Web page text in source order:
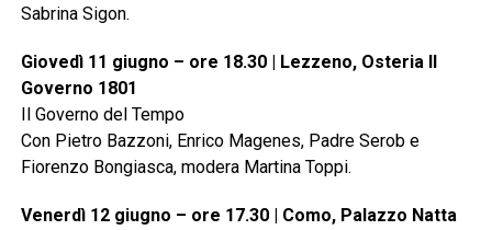
Sabrina Sigon.
Giovedì 11 giugno – ore 18.30 | Lezzeno, Osteria Il
Governo 1801
Il Governo del Tempo
Con Pietro Bazzoni, Enrico Magenes, Padre Serob e
Fiorenzo Bongiasca, modera Martina Toppi.
Venerdì 12 giugno – ore 17.30 | Como, Palazzo Natta